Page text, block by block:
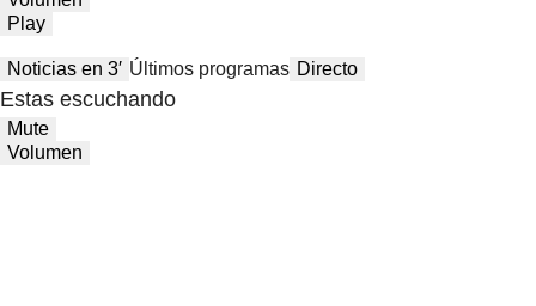
Mute
Volumen
Play
Noticias en 3′ Últimos programas
Estas escuchando
Mute